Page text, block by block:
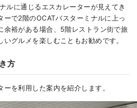
ルに通じるエスカレーターが見えてき
ーで2階のOCATバスターミナルに上っ
余裕がある場合、5階レストラン街で旅
グルメを楽しむこともお勧めです。
方
を利用した案内を紹介します。